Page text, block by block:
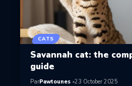
CATS
Savannah cat: the
guide
ParPawtounes 23 October 2025